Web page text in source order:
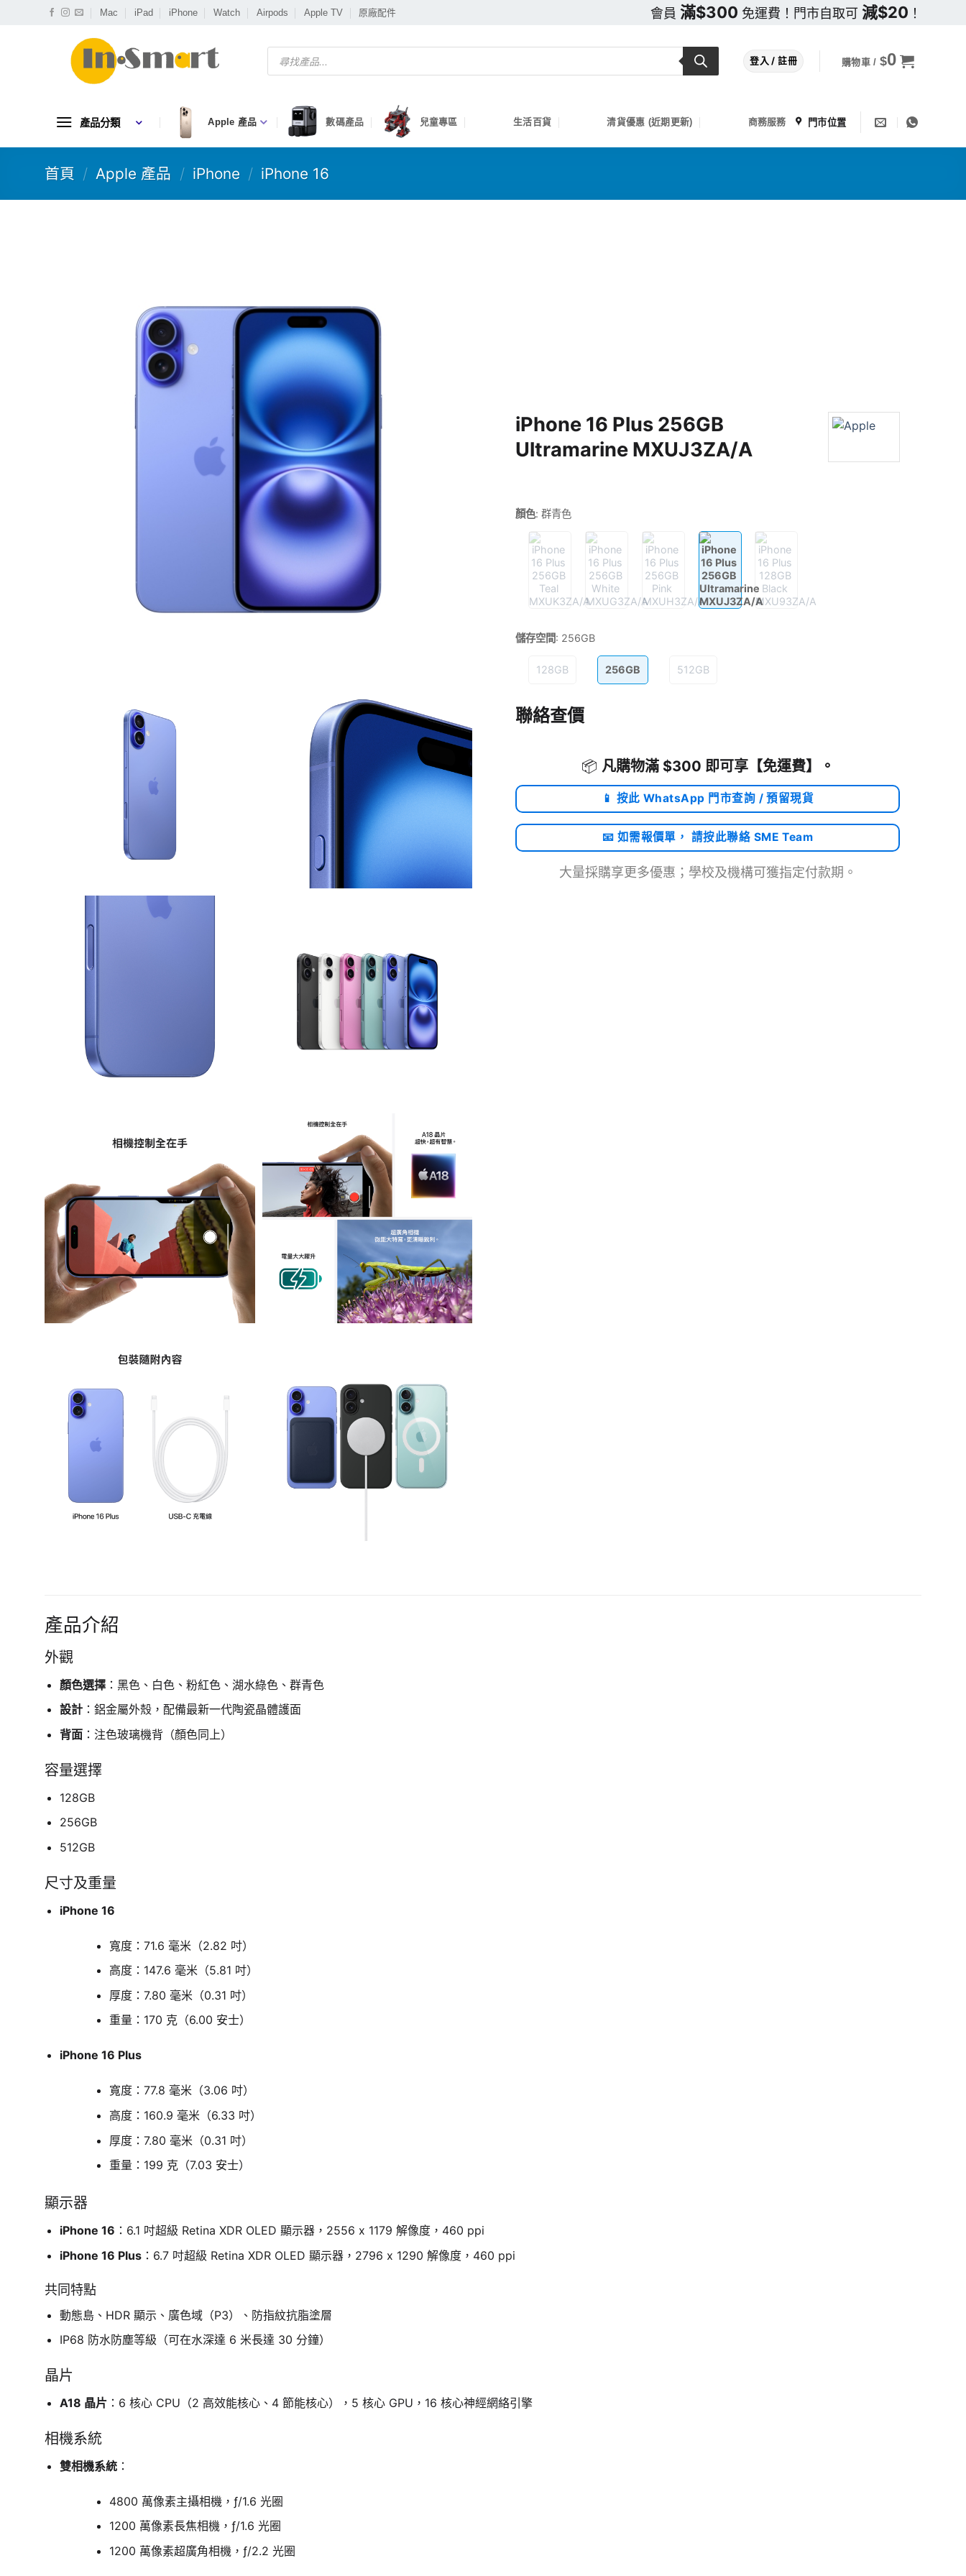
Mac iPad iPhone Watch Airpods Apple TV 原廠配件 會員 滿$300 免運費！門市自取可 減$20 ！
Products
search
登入 / 註冊 購物車 / $0
產品分類 Apple 產品 數碼產品 兒童專區 生活百貨 清貨優惠 (近期更新) 商務服務 門市位置
首頁 / Apple 產品 / iPhone / iPhone 16
iPhone 16 Plus 256GB
Ultramarine MXUJ3ZA/A
顏色: 群青色
儲存空間: 256GB
128GB 256GB 512GB
聯絡查價
📦 凡購物滿 $300 即可享【免運費】 。
📱 按此 WhatsApp 門市查詢 / 預留現貨
📧 如需報價單， 請按此聯絡 SME Team
大量採購享更多優惠；學校及機構可獲指定付款期。
產品介紹
外觀
顏色選擇：黑色、白色、粉紅色、湖水綠色、群青色
設計：鋁金屬外殼，配備最新一代陶瓷晶體護面
背面：注色玻璃機背（顏色同上）
容量選擇
128GB
256GB
512GB
尺寸及重量
iPhone 16
寬度：71.6 毫米（2.82 吋）
高度：147.6 毫米（5.81 吋）
厚度：7.80 毫米（0.31 吋）
重量：170 克（6.00 安士）
iPhone 16 Plus
寬度：77.8 毫米（3.06 吋）
高度：160.9 毫米（6.33 吋）
厚度：7.80 毫米（0.31 吋）
重量：199 克（7.03 安士）
顯示器
iPhone 16 ：6.1 吋超級 Retina XDR OLED 顯示器，2556 x 1179 解像度，460 ppi
iPhone 16 Plus：6.7 吋超級 Retina XDR OLED 顯示器，2796 x 1290 解像度，460 ppi
共同特點
動態島、HDR 顯示、廣色域（P3）、防指紋抗脂塗層
IP68 防水防塵等級（可在水深達 6 米長達 30 分鐘）
晶片
A18 晶片：6 核心 CPU（2 高效能核心、4 節能核心），5 核心 GPU，16 核心神經網絡引擎
相機系統
雙相機系統：
4800 萬像素主攝相機，ƒ/1.6 光圈
1200 萬像素長焦相機，ƒ/1.6 光圈
1200 萬像素超廣角相機，ƒ/2.2 光圈